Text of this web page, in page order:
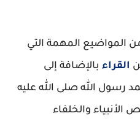
المواضيع المهمة التي
القراء بالإضافة إلى
رسول الله صلى الله عليه
والخلفاء